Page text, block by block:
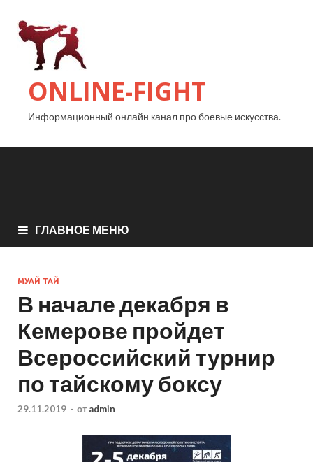
ONLINE-FIGHT
Информационный онлайн канал про боевые искусства.
ГЛАВНОЕ МЕНЮ
МУАЙ ТАЙ
В начале декабря в
Кемерове пройдет
Всероссийский турнир
по тайскому боксу
29.11.2019 - от admin